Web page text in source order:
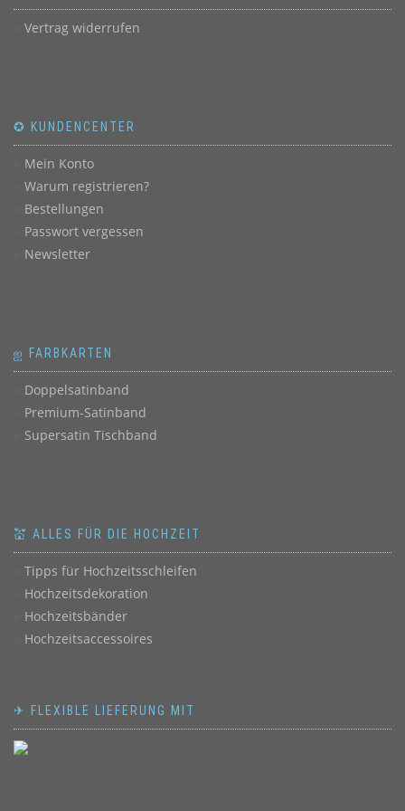
Vertrag widerrufen
✪ KUNDENCENTER
Mein Konto
Warum registrieren?
Bestellungen
Passwort vergessen
Newsletter
ஐ FARBKARTEN
Doppelsatinband
Premium-Satinband
Supersatin Tischband
💒 ALLES FÜR DIE HOCHZEIT
Tipps für Hochzeitsschleifen
Hochzeitsdekoration
Hochzeitsbänder
Hochzeitsaccessoires
✈ FLEXIBLE LIEFERUNG MIT